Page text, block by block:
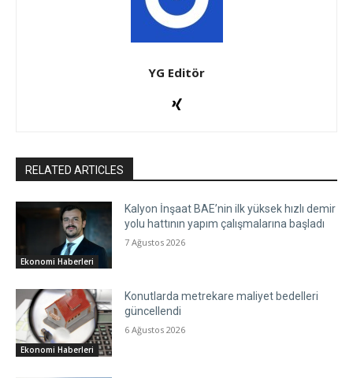
YG Editör
RELATED ARTICLES
Ekonomi Haberleri
Kalyon İnşaat BAE’nin ilk yüksek hızlı demir
yolu hattının yapım çalışmalarına başladı
7 Ağustos 2026
Ekonomi Haberleri
Konutlarda metrekare maliyet bedelleri
güncellendi
6 Ağustos 2026